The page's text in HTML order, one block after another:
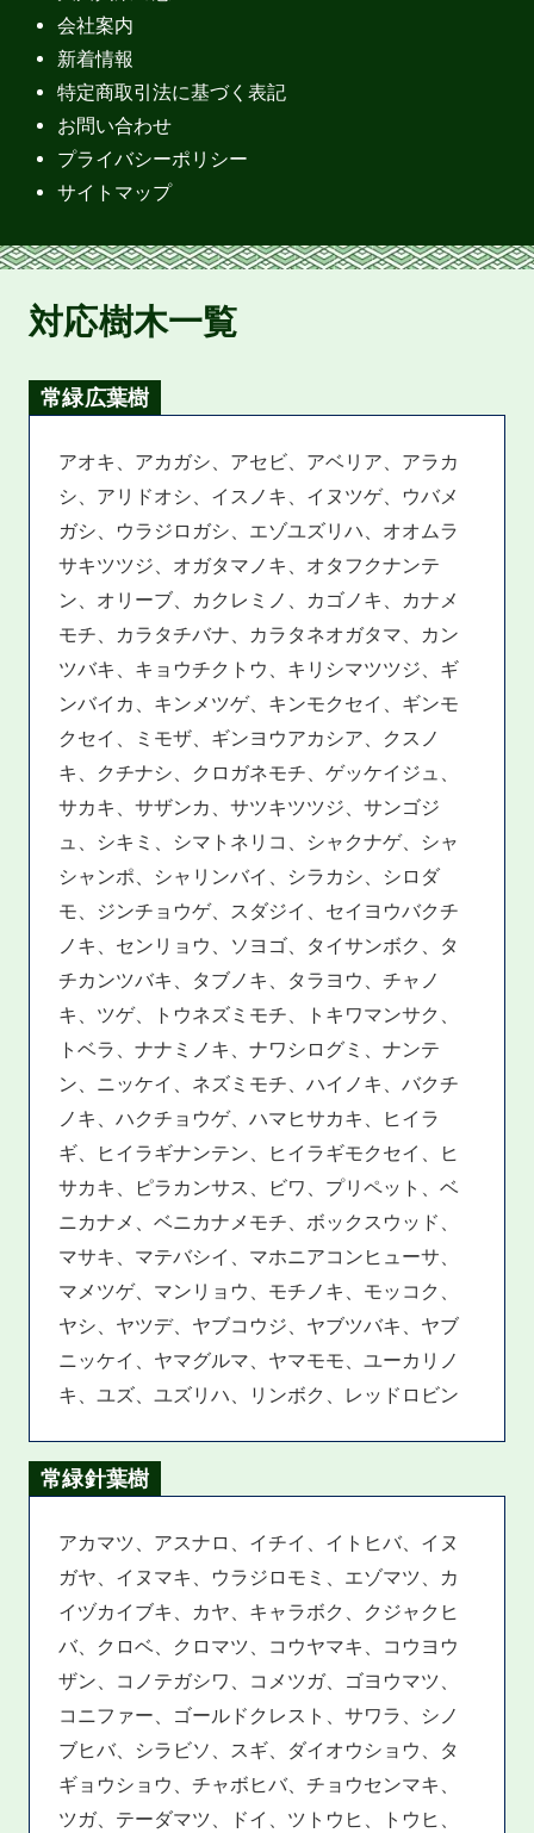
会社案内
新着情報
特定商取引法に基づく表記
お問い合わせ
プライバシーポリシー
サイトマップ
対応樹木一覧
常緑広葉樹
アオキ、アカガシ、アセビ、アベリア、アラカ
シ、アリドオシ、イスノキ、イヌツゲ、ウバメ
ガシ、ウラジロガシ、エゾユズリハ、オオムラ
サキツツジ、オガタマノキ、オタフクナンテ
ン、オリーブ、カクレミノ、カゴノキ、カナメ
モチ、カラタチバナ、カラタネオガタマ、カン
ツバキ、キョウチクトウ、キリシマツツジ、ギ
ンバイカ、キンメツゲ、キンモクセイ、ギンモ
クセイ、ミモザ、ギンヨウアカシア、クスノ
キ、クチナシ、クロガネモチ、ゲッケイジュ、
サカキ、サザンカ、サツキツツジ、サンゴジ
ュ、シキミ、シマトネリコ、シャクナゲ、シャ
シャンポ、シャリンバイ、シラカシ、シロダ
モ、ジンチョウゲ、スダジイ、セイヨウバクチ
ノキ、センリョウ、ソヨゴ、タイサンボク、タ
チカンツバキ、タブノキ、タラヨウ、チャノ
キ、ツゲ、トウネズミモチ、トキワマンサク、
トベラ、ナナミノキ、ナワシログミ、ナンテ
ン、ニッケイ、ネズミモチ、ハイノキ、バクチ
ノキ、ハクチョウゲ、ハマヒサカキ、ヒイラ
ギ、ヒイラギナンテン、ヒイラギモクセイ、ヒ
サカキ、ピラカンサス、ビワ、プリペット、ベ
ニカナメ、ベニカナメモチ、ボックスウッド、
マサキ、マテバシイ、マホニアコンヒューサ、
マメツゲ、マンリョウ、モチノキ、モッコク、
ヤシ、ヤツデ、ヤブコウジ、ヤブツバキ、ヤブ
ニッケイ、ヤマグルマ、ヤマモモ、ユーカリノ
キ、ユズ、ユズリハ、リンボク、レッドロビン
常緑針葉樹
アカマツ、アスナロ、イチイ、イトヒバ、イヌ
ガヤ、イヌマキ、ウラジロモミ、エゾマツ、カ
イヅカイブキ、カヤ、キャラボク、クジャクヒ
バ、クロベ、クロマツ、コウヤマキ、コウヨウ
ザン、コノテガシワ、コメツガ、ゴヨウマツ、
コニファー、ゴールドクレスト、サワラ、シノ
ブヒバ、シラビソ、スギ、ダイオウショウ、タ
ギョウショウ、チャボヒバ、チョウセンマキ、
ツガ、テーダマツ、ドイ、ツトウヒ、トウヒ、